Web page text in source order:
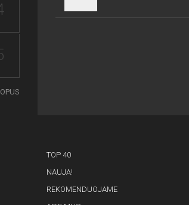
TOP 40
NAUJA!
REKOMENDUOJAME